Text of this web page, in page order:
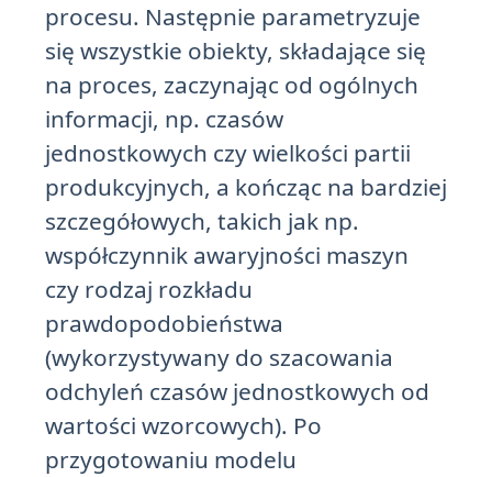
procesu. Następnie parametryzuje
się wszystkie obiekty, składające się
na proces, zaczynając od ogólnych
informacji, np. czasów
jednostkowych czy wielkości partii
produkcyjnych, a kończąc na bardziej
szczegółowych, takich jak np.
współczynnik awaryjności maszyn
czy rodzaj rozkładu
prawdopodobieństwa
(wykorzystywany do szacowania
odchyleń czasów jednostkowych od
wartości wzorcowych). Po
przygotowaniu modelu